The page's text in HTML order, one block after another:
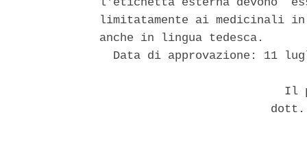
l'etichetta esterna devono
limitatamente ai medicinali
anche in lingua tedesca.
Data di approvazione: 11
Il